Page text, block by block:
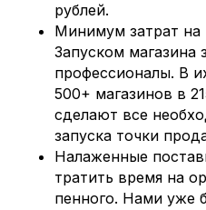
рублей.
Минимум затрат на
Запуском магазина
профессионалы. В
500+ магазинов в
сделают все
запуска точки
Налаженные
тратить время на
пенного. Нами уже